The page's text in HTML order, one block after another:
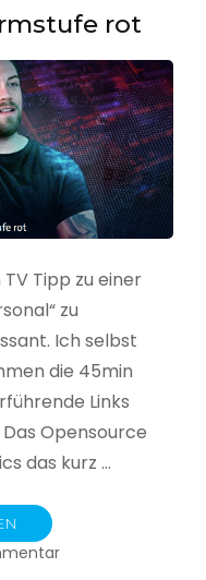
rot
Tipp zu einer
zu
Ich selbst
die 45min
Links
Opensource
das kurz …
zu